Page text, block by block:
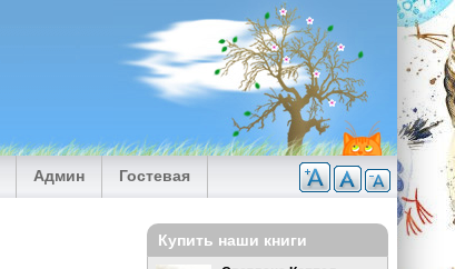
Админ Гостевая
Купить наши книги